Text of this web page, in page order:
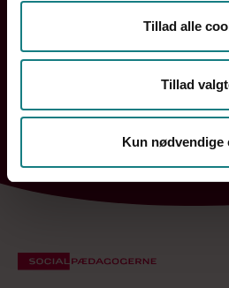
Tillad alle
Tillad
Kun nødvendige
Sjælland og Øerne